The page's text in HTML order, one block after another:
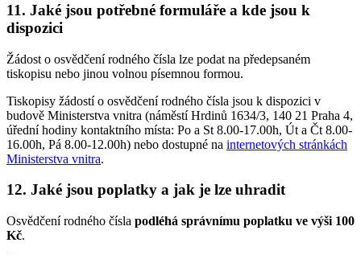
11. Jaké jsou potřebné formuláře a kde jsou k
dispozici
Žádost o osvědčení rodného čísla lze podat na předepsaném
tiskopisu nebo jinou volnou písemnou formou.
Tiskopisy žádostí o osvědčení rodného čísla jsou k dispozici v
budově Ministerstva vnitra (náměstí Hrdinů 1634/3, 140 21 Praha 4,
úřední hodiny kontaktního místa: Po a St 8.00-17.00h, Út a Čt 8.00-
16.00h, Pá 8.00-12.00h) nebo dostupné na internetových stránkách
Ministerstva vnitra.
12. Jaké jsou poplatky a jak je lze uhradit
Osvědčení rodného čísla podléhá správnímu poplatku ve výši 100
Kč.